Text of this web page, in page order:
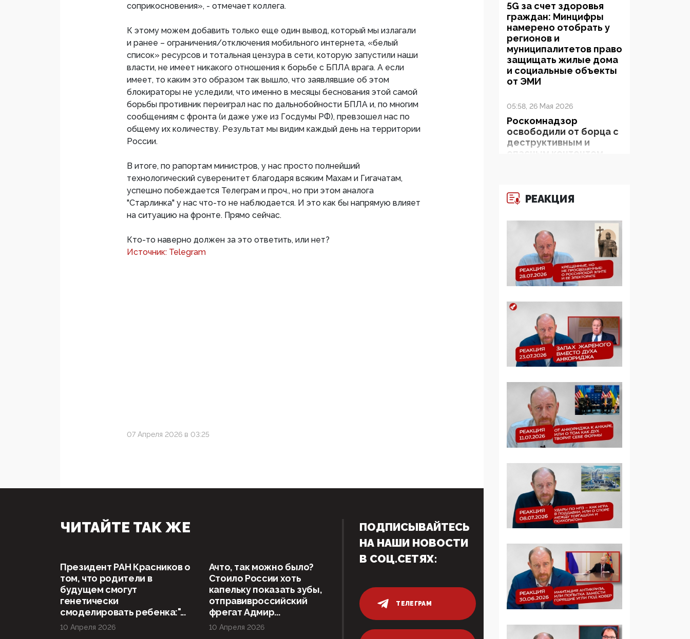
соприкосновения», - отмечает коллега.
К этому можем добавить только еще один вывод, который мы излагали
и ранее – ограничения/отключения мобильного интернета, «белый
список» ресурсов и тотальная цензура в сети, которую запустили наши
власти, не имеет никакого отношения к борьбе с БПЛА врага. А если
имеет, то каким это образом так вышло, что заявлявшие об этом
блокираторы не уследили, что именно в месяцы беснования этой самой
борьбы противник переиграл нас по дальнобойности БПЛА и, по многим
сообщениям с фронта (и даже уже из Госдумы РФ), превзошел нас по
общему их количеству. Результат мы видим каждый день на территории
России.
В итоге, по рапортам министров, у нас просто полнейший
технологический суверенитет благодаря всяким Махам и Гигачатам,
успешно побеждается Телеграм и проч., но при этом аналога
"Старлинка" у нас что-то не наблюдается. И это как бы напрямую влияет
на ситуацию на фронте. Прямо сейчас.
Кто-то наверно должен за это ответить, или нет?
Источник: Telegram
07 Апреля 2026 в 03:25
5G за счет здоровья
граждан: Минцифры
намерено отобрать у
регионов и
муниципалитетов право
защищать жилые дома
и социальные объекты
от ЭМИ
05:58, 26 Мая 2026
Роскомнадзор
освободили от борца с
деструктивным и
опасным контентом
Манифест против
семьи и традиционных
люди» поднимают
электорат феминисток
на битву с
мужчинами-«бабуинам
и»
Эзотерика,
инфоцыганство и
лженаука под ширмой
защиты традиционных
ценностей: кто и с чем
выступал на форуме
будущего»
09:40, 06 Мая 2026
Симулякр патриотизма
и благолепия:
профилактика негатива
отдана на откуп
«движперам»
03:35, 25 Апреля 2026
120 лет
парламентаризма: как
народовластия
превратился в «чего
изволите» для
Правительства и АП
06:29, 15 Апреля 2026
России – пионер
РЕАКЦИЯ
ЧИТАЙТЕ ТАК ЖЕ
Президент РАН Красников о
том, что родители в
будущем смогут
генетически
смоделировать ребенка:"...
10 Апреля 2026
Ачто, так можно было?
Стоило России хоть
капельку показать зубы,
отправивроссийский
фрегат Адмир...
10 Апреля 2026
ПОДПИСЫВАЙТЕСЬ
НА НАШИ НОВОСТИ
В СОЦ.СЕТЯХ:
ТЕЛЕГРАМ